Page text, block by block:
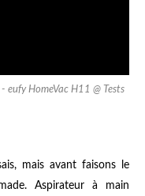
eufy HomeVac H11 @ Tests
mais avant faisons le
Aspirateur à main